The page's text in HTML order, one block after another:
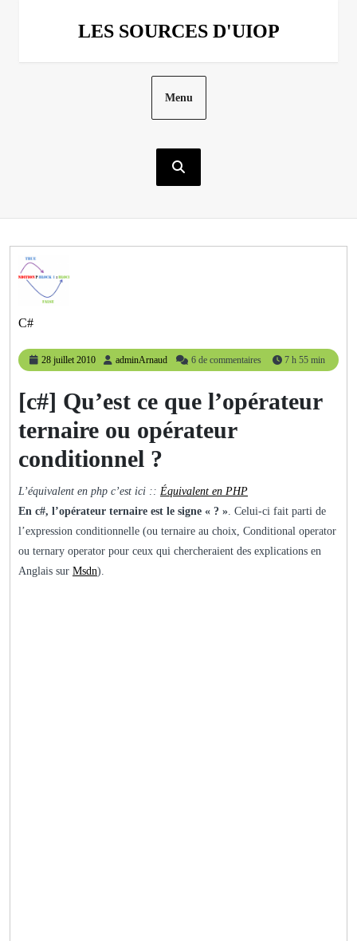
LES SOURCES D'UIOP
Menu
C#
28 juillet 2010
28
juillet
adminArnaud adminArnaud
6 de commentaires 7 h 55 min
[c#] Qu’est ce que l’opérateur
ternaire ou opérateur
conditionnel ?
L’équivalent en php c’est ici :: Équivalent en PHP
En c#, l’opérateur ternaire est le signe « ? ». Celui-ci fait parti de
l’expression conditionnelle (ou ternaire au choix, Conditional operator
ou ternary operator pour ceux qui chercheraient des explications en
Anglais sur Msdn).